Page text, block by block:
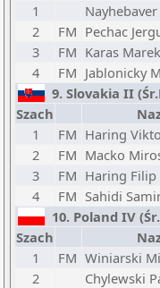
1
2
FM Pechac
3
FM Karas Marek
4
FM Jablonicky
9. Slovakia II
Szach
1
FM Haring
2
FM Macko
3
FM Haring Filip
4
FM Sahidi
10. Poland IV
Szach
1
FM Winiarski
2
Chylewski